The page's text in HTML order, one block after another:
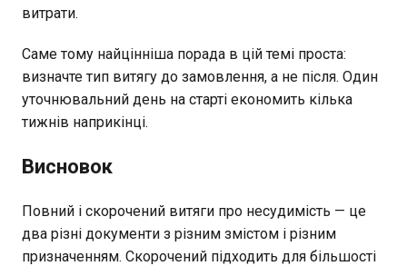
витрати.
Саме тому найцінніша порада в цій темі проста:
визначте тип витягу до замовлення, а не після. Один
уточнювальний день на старті економить кілька
тижнів наприкінці.
Висновок
Повний і скорочений витяги про несудимість — це
два різні документи з різним змістом і різним
призначенням. Скорочений підходить для більшості